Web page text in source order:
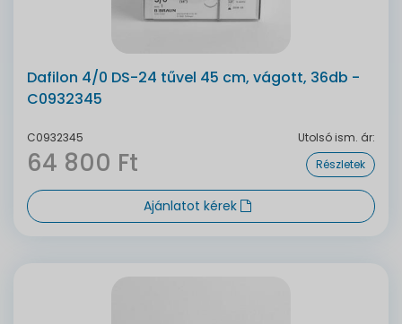
Dafilon 4/0 DS-24 tűvel 45 cm, vágott, 36db -
C0932345
C0932345 Utolsó ism. ár:
64 800 Ft Részletek
Ajánlatot kérek